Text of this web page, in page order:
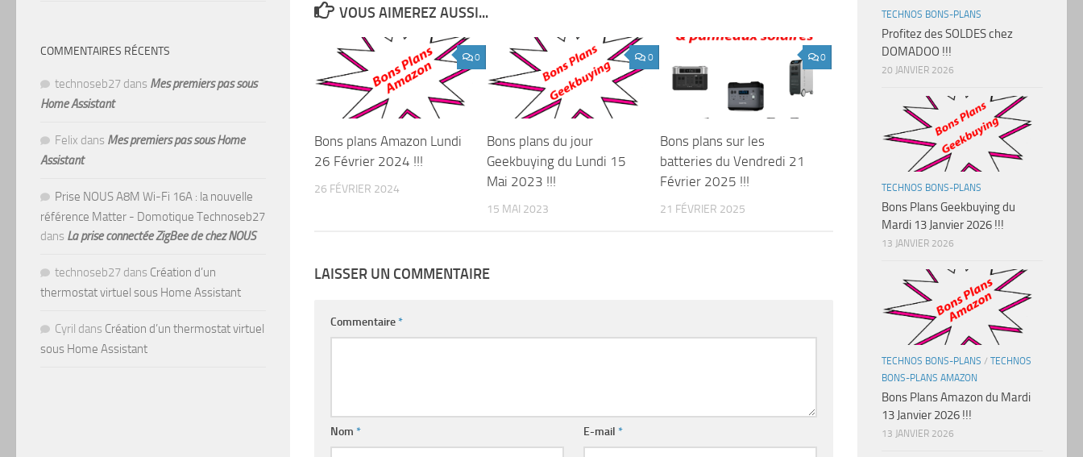
VOUS AIMEREZ AUSSI...
0
Bons plans Amazon Lundi
26 Février 2024 !!!
26 FÉVRIER 2024
0
Bons plans du jour
Geekbuying du Lundi 15
Mai 2023 !!!
15 MAI 2023
0
Bons plans sur les
batteries du Vendredi 21
Février 2025 !!!
21 FÉVRIER 2025
LAISSER UN COMMENTAIRE
Commentaire*
Nom * E-mail*
COMMENTAIRES RÉCENTS
technoseb27 dans Mes premiers pas sous
Home Assistant
Felix dans Mes premiers pas sous Home
Assistant
Prise NOUS A8M Wi-Fi 16A : la nouvelle
référence Matter - Domotique Technoseb27
dans La prise connectée ZigBee de chez NOUS
technoseb27 dans Création d’un
thermostat virtuel sous Home Assistant
Cyril dans Création d’un thermostat virtuel
sous Home Assistant
TECHNOS BONS-PLANS
Profitez des SOLDES chez
DOMADOO !!!
20 JANVIER 2026
TECHNOS BONS-PLANS
Bons Plans Geekbuying du
Mardi 13 Janvier 2026 !!!
13 JANVIER 2026
TECHNOS BONS-PLANS / TECHNOS
BONS-PLANS AMAZON
Bons Plans Amazon du Mardi
13 Janvier 2026 !!!
13 JANVIER 2026